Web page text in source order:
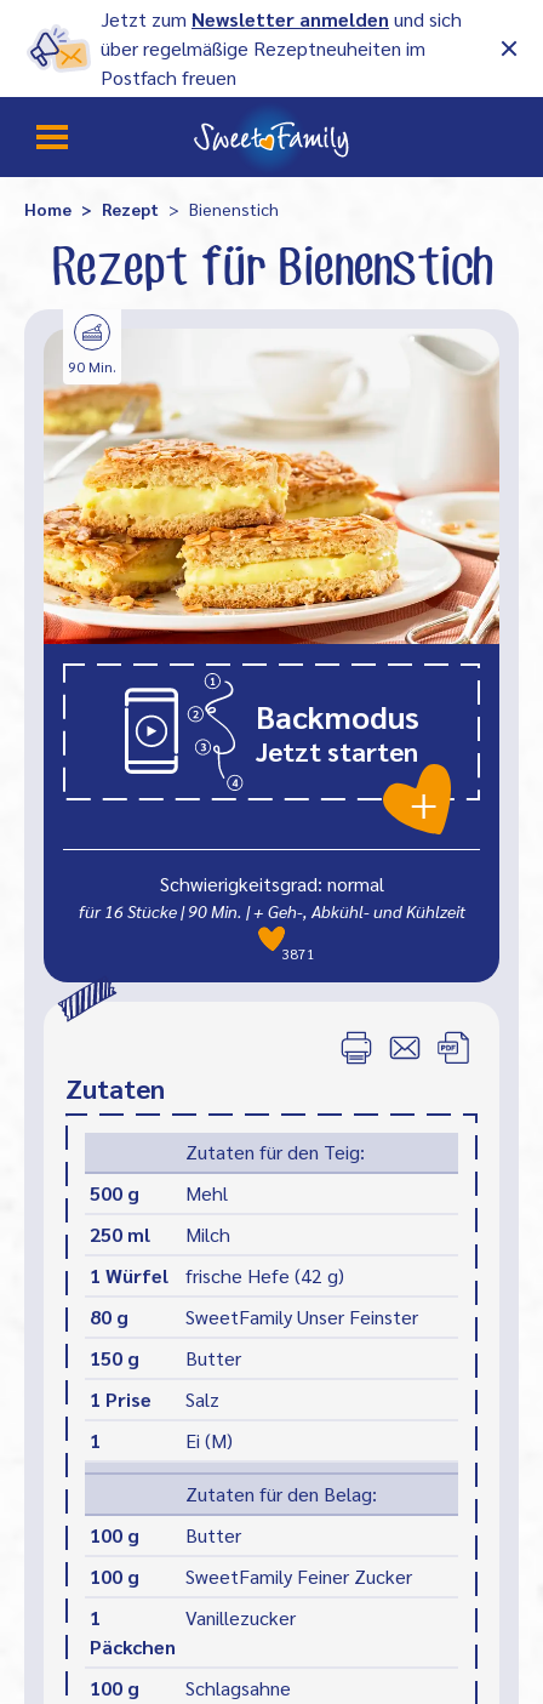
Jetzt zum Newsletter anmelden und sich
über regelmäßige Rezeptneuheiten im
Postfach freuen
Home Rezept Bienenstich
Rezept für Bienenstich
Backmodus
Jetzt starten
90 Min.
Schwierigkeitsgrad: normal
für 16 Stücke|90Min. | + Geh-, Abkühl- und Kühlzeit
3871
Zutaten
Zutaten für den Teig:
500 g
Mehl
250 ml
Milch
1 Würfel
frische Hefe (42 g)
80 g
SweetFamily Unser Feinster
150 g
Butter
1 Prise
Salz
1
Ei (M)
Zutaten für den Belag:
100 g
Butter
100 g
SweetFamily Feiner Zucker
1
Päckchen
Vanillezucker
100 g
Schlagsahne